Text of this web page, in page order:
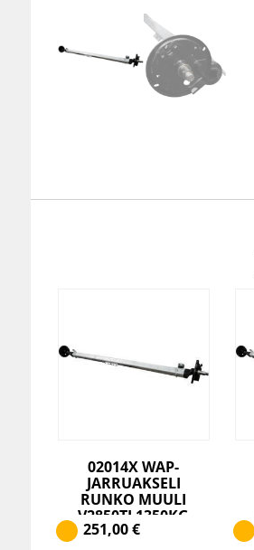
02014X WAP-
JARRUAKSELI
RUNKO MUULI
V2850TJ 1350KG
A1885/2345
251,00€